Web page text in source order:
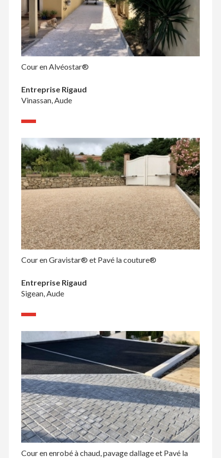
Cour en Alvéostar®
Entreprise Rigaud
Vinassan, Aude
Cour en Gravistar® et Pavé la couture®
Entreprise Rigaud
Sigean, Aude
Cour en enrobé à chaud, pavage dallage et Pavé la